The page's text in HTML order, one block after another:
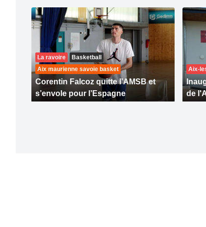
La ravoire
Basketball
Aix maurienne savoie basket
Corentin Falcoz quitte l’AMSB et
s’envole pour l’Espagne
Aix-
de